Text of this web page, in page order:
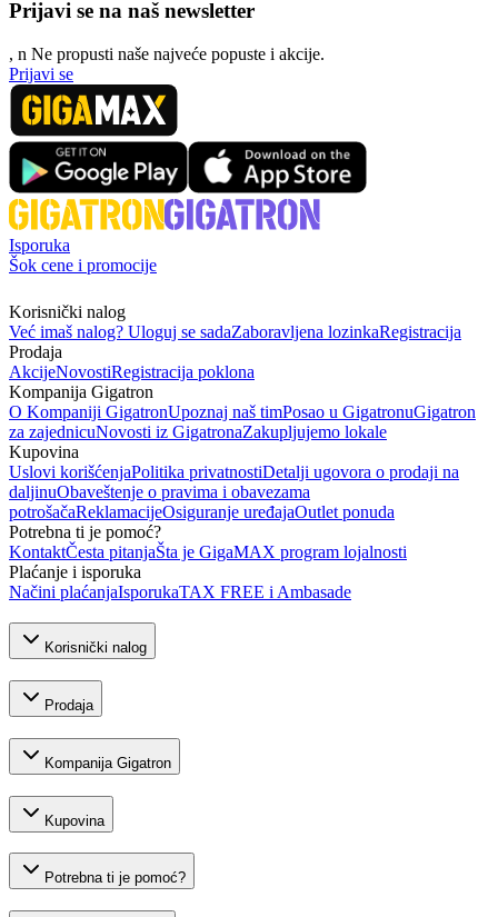
Prijavi se na naš newsletter
, n Ne propusti naše najveće popuste i akcije.
Prijavi se
Isporuka
Šok cene i promocije
Korisnički nalog
Već imaš nalog? Uloguj se sadaZaboravljena lozinkaRegistracija
Prodaja
AkcijeNovostiRegistracija poklona
Kompanija Gigatron
O Kompaniji GigatronUpoznaj naš timPosao u GigatronuGigatron
za zajednicuNovosti iz GigatronaZakupljujemo lokale
Kupovina
Uslovi korišćenjaPolitika privatnostiDetalji ugovora o prodaji na
daljinuObaveštenje o pravima i obavezama
potrošačaReklamacijeOsiguranje uređajaOutlet ponuda
Potrebna ti je pomoć?
KontaktČesta pitanjaŠta je GigaMAX program lojalnosti
Plaćanje i isporuka
Načini plaćanjaIsporukaTAX FREE i Ambasade
Korisnički nalog
Prodaja
Kompanija Gigatron
Kupovina
Potrebna ti je pomoć?